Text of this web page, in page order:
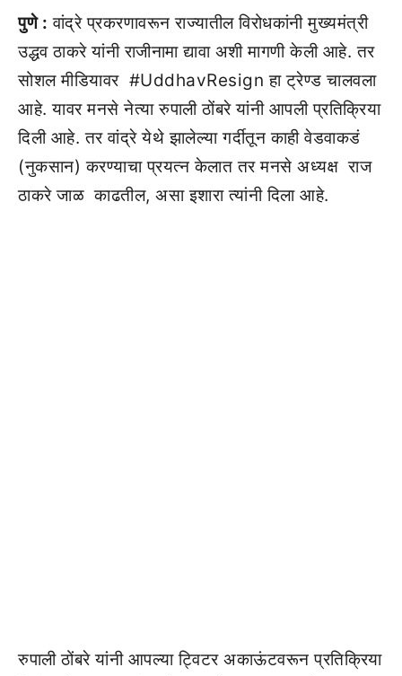
पुणे : वांद्रे प्रकरणावरून राज्यातील विरोधकांनी मुख्यमंत्री
उद्धव ठाकरे यांनी राजीनामा द्यावा अशी मागणी केली आहे. तर
सोशल मीडियावर #UddhavResign हा ट्रेण्ड चालवला
आहे. यावर मनसे नेत्या रुपाली ठोंबरे यांनी आपली प्रतिक्रिया
दिली आहे. तर वांद्रे येथे झालेल्या गर्दीतून काही वेडवाकडं
(नुकसान) करण्याचा प्रयत्न केलात तर मनसे अध्यक्ष राज
ठाकरे जाळ काढतील, असा इशारा त्यांनी दिला आहे.
रुपाली ठोंबरे यांनी आपल्या ट्विटर अकाऊंटवरून प्रतिक्रिया